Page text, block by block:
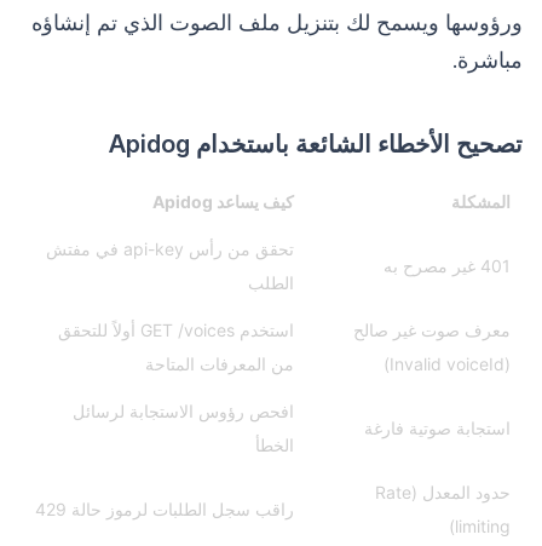
ورؤوسها ويسمح لك بتنزيل ملف الصوت الذي تم إنشاؤه
مباشرة.
تصحيح الأخطاء الشائعة باستخدام Apidog
المشكلة كيف يساعد Apidog
401 غير مصرح به
تحقق من رأس api-key في مفتش
الطلب
معرف صوت غير صالح
(Invalid voiceId)
استخدم GET /voices أولاً للتحقق
من المعرفات المتاحة
استجابة صوتية فارغة
افحص رؤوس الاستجابة لرسائل
الخطأ
حدود المعدل (Rate
limiting)
راقب سجل الطلبات لرموز حالة 429